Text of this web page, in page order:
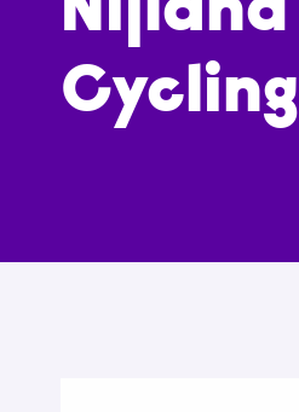
Nijland
Cycling